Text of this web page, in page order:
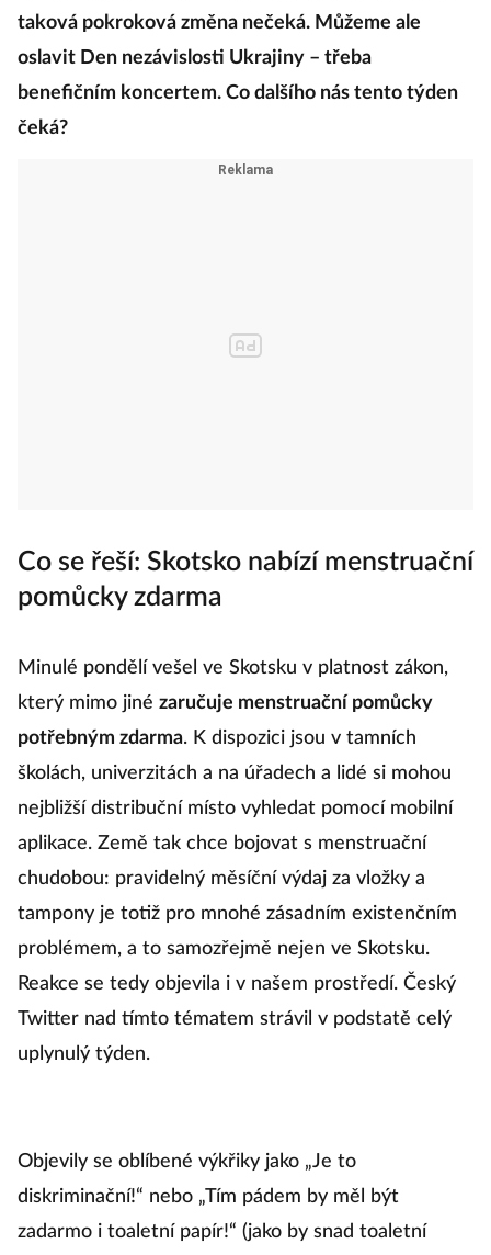
taková pokroková změna nečeká. Můžeme ale
oslavit Den nezávislosti Ukrajiny – třeba
benefičním koncertem. Co dalšího nás tento týden
čeká?
Co se řeší: Skotsko nabízí menstruační
pomůcky zdarma
Minulé pondělí vešel ve Skotsku v platnost zákon,
který mimo jiné zaručuje menstruační pomůcky
potřebným zdarma. K dispozici jsou v tamních
školách, univerzitách a na úřadech a lidé si mohou
nejbližší distribuční místo vyhledat pomocí mobilní
aplikace. Země tak chce bojovat s menstruační
chudobou: pravidelný měsíční výdaj za vložky a
tampony je totiž pro mnohé zásadním existenčním
problémem, a to samozřejmě nejen ve Skotsku.
Reakce se tedy objevila i v našem prostředí. Český
Twitter nad tímto tématem strávil v podstatě celý
uplynulý týden.
Objevily se oblíbené výkřiky jako „Je to
diskriminační!“ nebo „Tím pádem by měl být
zadarmo i toaletní papír!“ (jako by snad toaletní